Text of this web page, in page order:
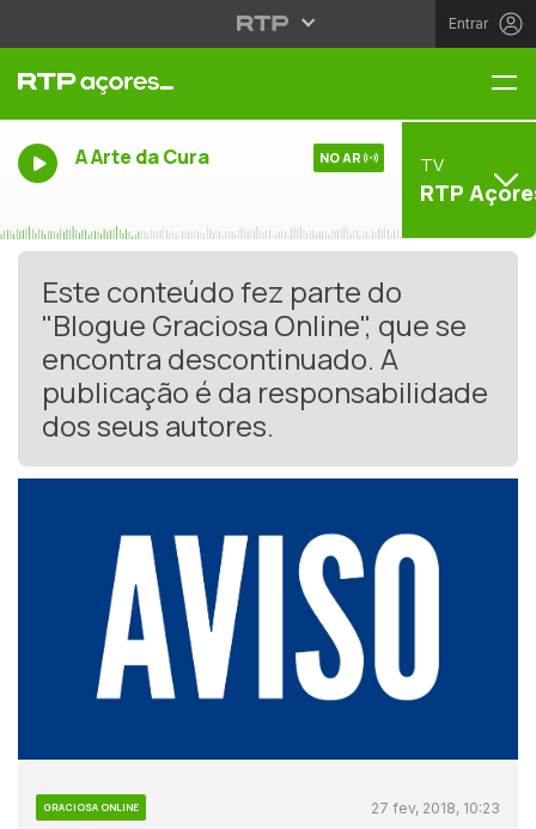
Entrar
A Arte da Cura NO AR TV
RTP
Este conteúdo fez parte do
"Blogue Graciosa Online", que se
encontra descontinuado. A
publicação é da responsabilidade
dos seus autores.
GRACIOSA ONLINE 27 fev, 2018, 10:23